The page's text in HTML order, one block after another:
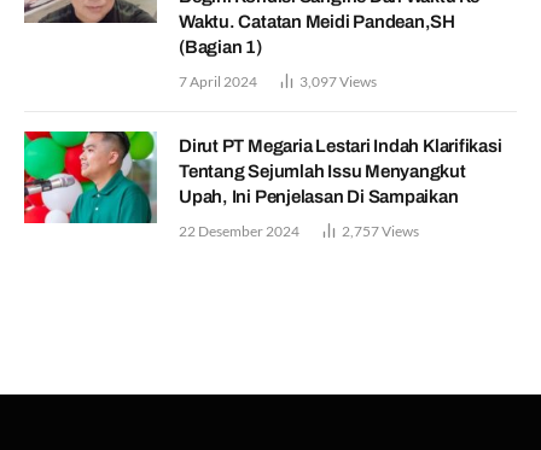
Waktu. Catatan Meidi Pandean,SH
(Bagian 1)
7 April 2024 3,097Views
Dirut PT Megaria Lestari Indah Klarifikasi
Tentang Sejumlah Issu Menyangkut
Upah, Ini Penjelasan Di Sampaikan
22 Desember 2024 2,757Views